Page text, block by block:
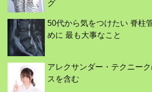
グ
50代から気をつけたい 脊柱
めに 最も大事なこと
アレクサンダー・テクニー
スを含む